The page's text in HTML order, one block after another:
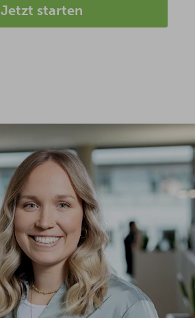
Jetzt starten